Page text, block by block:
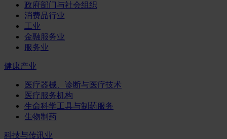
政府部门与社会组织
消费品行业
工业
金融服务业
服务业
健康产业
医疗器械、诊断与医疗技术
医疗服务机构
生命科学工具与制药服务
生物制药
科技与传讯业